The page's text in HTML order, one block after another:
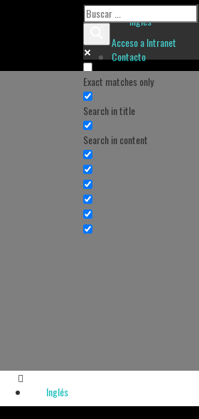
Inglés
Acceso a Intranet
Contacto
Exact matches only
Search in title
Search in content
Inglés